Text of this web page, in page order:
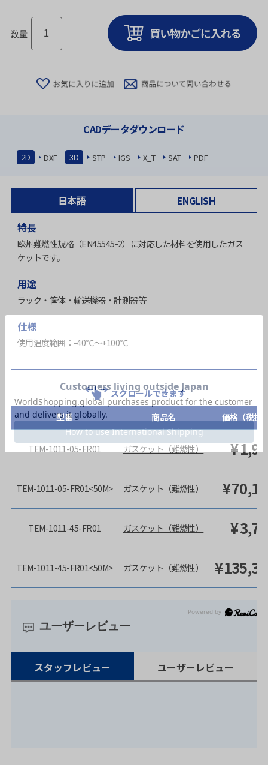
数量
CADデータダウンロード
2D DXF 3D STP IGS X_T SAT PDF
日本語
ENGLISH
特長
欧州難燃性規格（EN45545-2）に対応した材料を使用したガス
ケットです。
用途
ラック・筐体・輸送機器・計測器等
仕様
使用温度範囲：-40℃～+100℃
スクロールできます
型番
TEM-1011-05-FR01
TEM-1011-05-FR01<50M>
TEM-1011-45-FR01
TEM-1011-45-FR01<50M>
商品名 価格（税抜
ガスケット（難燃性） ¥
ガスケット（難燃性） ¥
ガスケット（難燃性） ¥
ガスケット（難燃性） ¥
ユーザーレビュー
スタッフレビュー ユーザーレビュー